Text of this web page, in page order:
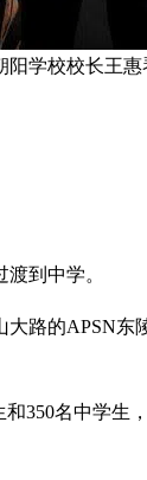
学校校长王
到中学。
路的APSN
350名中学生